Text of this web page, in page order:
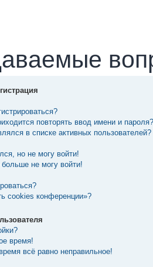
повторять ввод имени и пароля?
в списке активных пользователей?
но не могу войти!
не могу войти!
cookies конференции»?
время!
всё равно неправильное!